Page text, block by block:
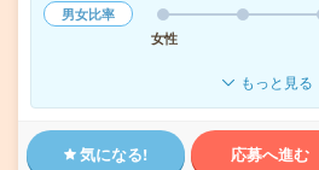
男女比率
女性
もっと見る
気になる! 応募へ進む